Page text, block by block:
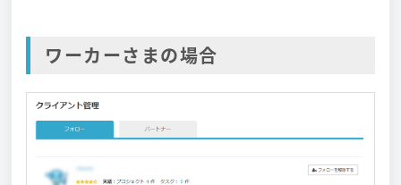
ワーカーさまの場合